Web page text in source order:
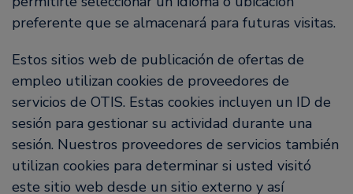
preferente que se almacenará para futuras visitas.
Estos sitios web de publicación de ofertas de
empleo utilizan cookies de proveedores de
servicios de OTIS. Estas cookies incluyen un ID de
sesión para gestionar su actividad durante una
sesión. Nuestros proveedores de servicios también
utilizan cookies para determinar si usted visitó
este sitio web desde un sitio externo y así